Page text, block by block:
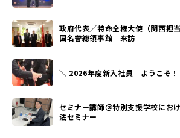
政府代表／特命全権大使（関西担
国名誉総領事館 来訪
＼ 2026年度新入社員 ようこそ！
セミナー講師＠特別支援学校にお
法セミナー